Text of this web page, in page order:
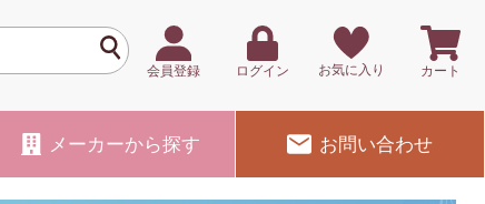
会員登録 ログイン お気に入り カート
メーカーから探す お問い合わせ